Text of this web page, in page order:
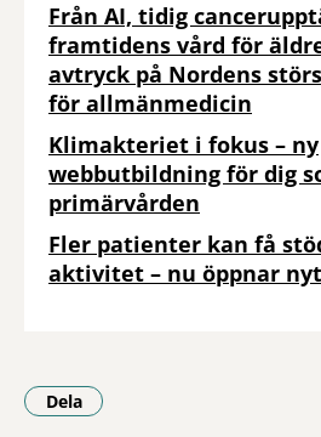
Från AI, tidig
framtidens vård för
avtryck på Nordens
för allmänmedicin
Klimakteriet i fokus – ny
webbutbildning för dig
primärvården
Fler patienter kan få
aktivitet – nu öppnar
Dela
- Klicka för att öppna